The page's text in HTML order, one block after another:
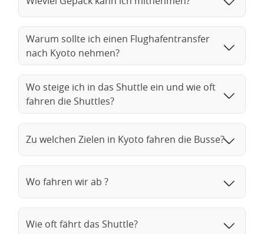
Warum sollte ich einen Flughafentransfer
nach Kyoto nehmen?
Wo steige ich in das Shuttle ein und wie oft
fahren die Shuttles?
Zu welchen Zielen in Kyoto fahren die Busse?
Wo fahren wir ab ?
Wie oft fährt das Shuttle?